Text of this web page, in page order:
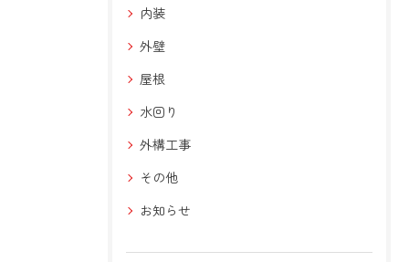
内装
外壁
屋根
水回り
外構工事
その他
お知らせ